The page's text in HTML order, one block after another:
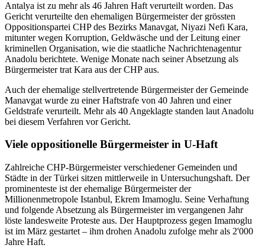
Antalya ist zu mehr als 46 Jahren Haft verurteilt worden. Das
Gericht verurteilte den ehemaligen Bürgermeister der grössten
Oppositionspartei CHP des Bezirks Manavgat, Niyazi Nefi Kara,
mitunter wegen Korruption, Geldwäsche und der Leitung einer
kriminellen Organisation, wie die staatliche Nachrichtenagentur
Anadolu berichtete. Wenige Monate nach seiner Absetzung als
Bürgermeister trat Kara aus der CHP aus.
Auch der ehemalige stellvertretende Bürgermeister der Gemeinde
Manavgat wurde zu einer Haftstrafe von 40 Jahren und einer
Geldstrafe verurteilt. Mehr als 40 Angeklagte standen laut Anadolu
bei diesem Verfahren vor Gericht.
Viele oppositionelle Bürgermeister in U-Haft
Zahlreiche CHP-Bürgermeister verschiedener Gemeinden und
Städte in der Türkei sitzen mittlerweile in Untersuchungshaft. Der
prominenteste ist der ehemalige Bürgermeister der
Millionenmetropole Istanbul, Ekrem Imamoglu. Seine Verhaftung
und folgende Absetzung als Bürgermeister im vergangenen Jahr
löste landesweite Proteste aus. Der Hauptprozess gegen Imamoglu
ist im März gestartet – ihm drohen Anadolu zufolge mehr als 2'000
Jahre Haft.